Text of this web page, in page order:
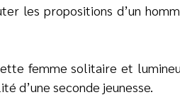
les propositions d’un
femme solitaire et
d’une seconde jeunesse.